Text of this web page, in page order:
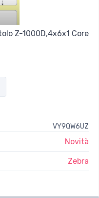
Z-1000D,4x6x1 Core
VY9QW6UZ
Novità
Zebra